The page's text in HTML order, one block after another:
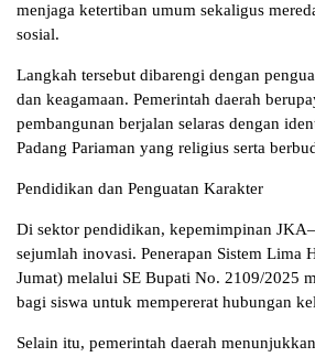
menjaga ketertiban umum sekaligus
sosial.
Langkah tersebut dibarengi dengan
dan keagamaan. Pemerintah daerah
pembangunan berjalan selaras dengan
Padang Pariaman yang religius serta
Pendidikan dan Penguatan Karakter
Di sektor pendidikan, kepemimpinan
sejumlah inovasi. Penerapan Sistem Lima
Jumat) melalui SE Bupati No. 2109/2025
bagi siswa untuk mempererat hubungan
Selain itu, pemerintah daerah